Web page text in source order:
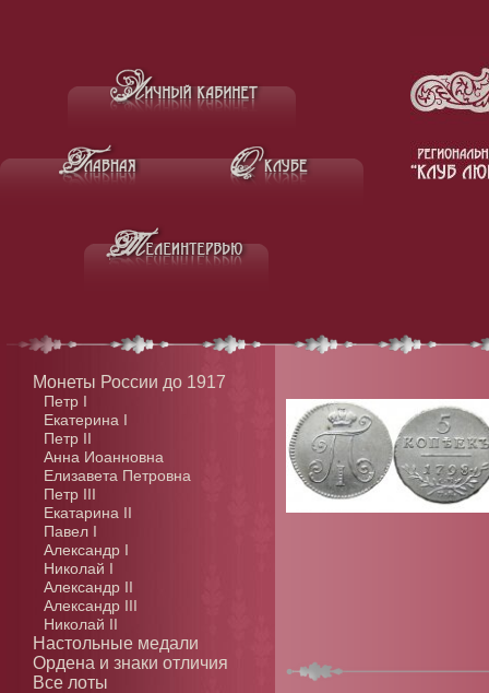
Монеты России до 1917
Петр I
Екатерина I
Петр II
Анна Иоанновна
Елизавета Петровна
Петр III
Екатарина II
Павел I
Александр I
Николай I
Александр II
Александр III
Николай II
Настольные медали
Ордена и знаки отличия
Все лоты